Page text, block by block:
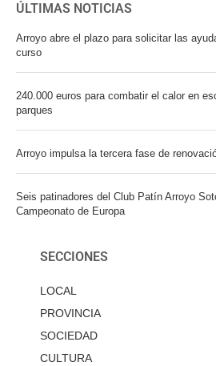
ÚLTIMAS NOTICIAS
Arroyo abre el plazo para solicitar las
curso
240.000 euros para combatir el calor en
parques
Arroyo impulsa la tercera fase de
Seis patinadores del Club Patín Arroyo
Campeonato de Europa
SECCIONES
LOCAL
PROVINCIA
SOCIEDAD
CULTURA